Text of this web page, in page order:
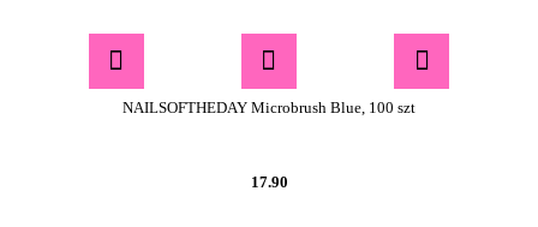
NAILSOFTHEDAY Microbrush Blue, 100 szt
17.90